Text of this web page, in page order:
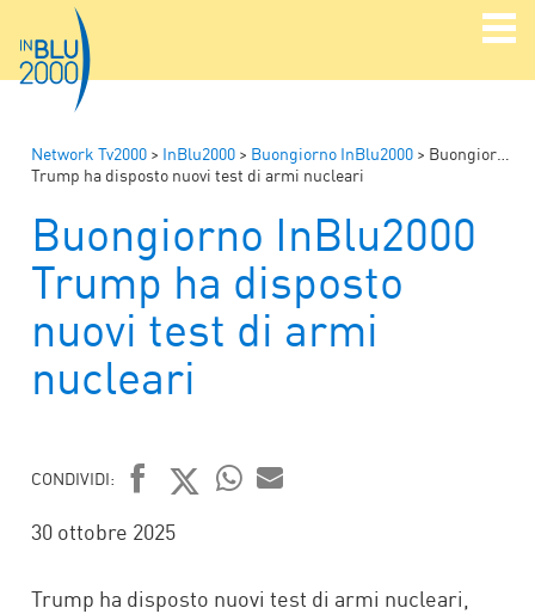
Network Tv2000 > InBlu2000 > Buongiorno InBlu2000 > Buongiorno InBlu2000
Trump ha disposto nuovi test di armi nucleari
Buongiorno InBlu2000
Trump ha disposto
nuovi test di armi
nucleari
CONDIVIDI:
FACEBOOK
TWITTER
30 ottobre 2025
Trump ha disposto nuovi test di armi nucleari,